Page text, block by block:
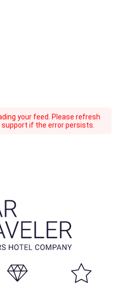
your feed. Please refresh
if the error persists.